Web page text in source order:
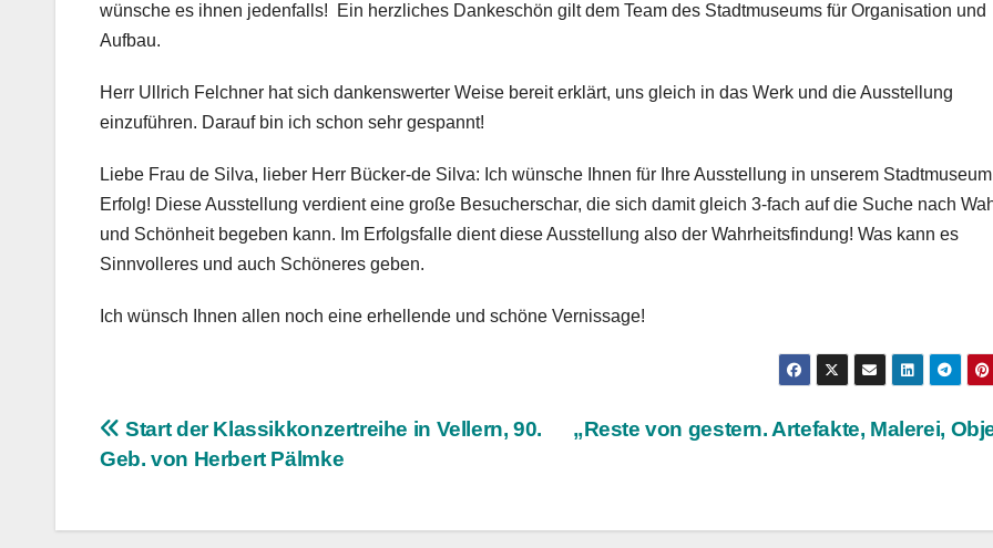
wünsche es ihnen jedenfalls! Ein herzliches Dankeschön gilt dem Team des Stadtmuseums für Organisation und
Aufbau.
Herr Ullrich Felchner hat sich dankenswerter Weise bereit erklärt, uns gleich in das Werk und die Ausstellung
einzuführen. Darauf bin ich schon sehr gespannt!
Liebe Frau de Silva, lieber Herr Bücker-de Silva: Ich wünsche Ihnen für Ihre Ausstellung in unserem
Erfolg! Diese Ausstellung verdient eine große Besucherschar, die sich damit gleich 3-fach auf die Suche nach
und Schönheit begeben kann. Im Erfolgsfalle dient diese Ausstellung also der Wahrheitsfindung! Was kann es
Sinnvolleres und auch Schöneres geben.
Ich wünsch Ihnen allen noch eine erhellende und schöne Vernissage!
Beitragsnavigation „Reste von gestern. Artefakte, Malerei,
Start der Klassikkonzertreihe in Vellern, 90.
Geb. von Herbert Pälmke